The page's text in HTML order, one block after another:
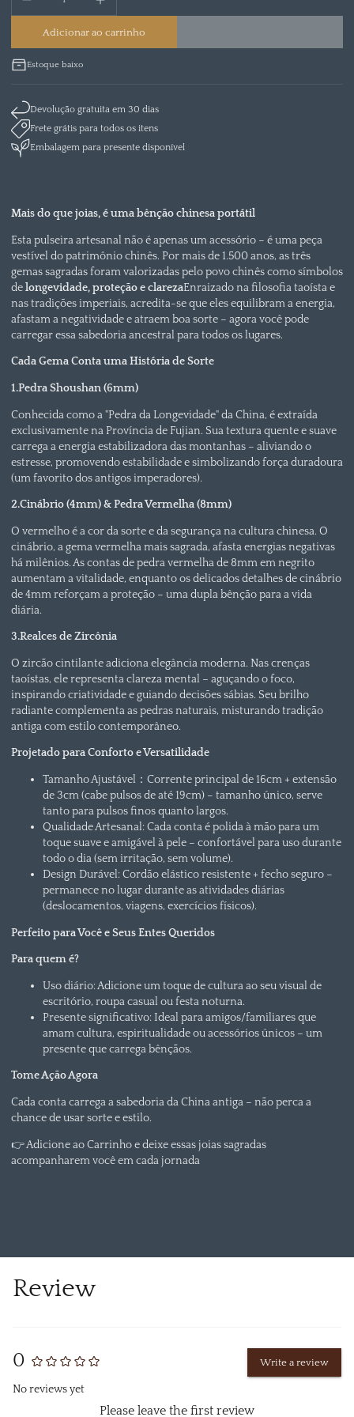
Adicionar ao carrinho
Estoque baixo
Devolução gratuita em 30 dias
Frete grátis para todos os itens
Embalagem para presente disponível
Mais do que joias, é uma bênção chinesa portátil
Esta pulseira artesanal não é apenas um acessório – é uma peça
vestível do patrimônio chinês. Por mais de 1.500 anos, as três
gemas sagradas foram valorizadas pelo povo chinês como símbolos
delongevidade, proteção e clarezaEnraizado na filosofia taoísta e
nas tradições imperiais, acredita-se que eles equilibram a energia,
afastam a negatividade e atraem boa sorte – agora você pode
carregar essa sabedoria ancestral para todos os lugares.
Cada Gema Conta uma História de Sorte
1.Pedra Shoushan (6mm)
Conhecida como a "Pedra da Longevidade" da China, é extraída
exclusivamente na Província de Fujian. Sua textura quente e suave
carrega a energia estabilizadora das montanhas – aliviando o
estresse, promovendo estabilidade e simbolizando força duradoura
(um favorito dos antigos imperadores).
2.Cinábrio (4mm) & Pedra Vermelha (8mm)
O vermelho é a cor da sorte e da segurança na cultura chinesa. O
cinábrio, a gema vermelha mais sagrada, afasta energias negativas
há milênios. As contas de pedra vermelha de 8mm em negrito
aumentam a vitalidade, enquanto os delicados detalhes de cinábrio
de 4mm reforçam a proteção – uma dupla bênção para a vida
diária.
3.Realces de Zircônia
O zircão cintilante adiciona elegância moderna. Nas crenças
taoístas, ele representa clareza mental – aguçando o foco,
inspirando criatividade e guiando decisões sábias. Seu brilho
radiante complementa as pedras naturais, misturando tradição
antiga com estilo contemporâneo.
Projetado para Conforto e Versatilidade
Tamanho Ajustável：Corrente principal de 16cm + extensão
de 3cm (cabe pulsos de até 19cm) – tamanho único, serve
tanto para pulsos finos quanto largos.
Qualidade Artesanal: Cada conta é polida à mão para um
toque suave e amigável à pele – confortável para uso durante
todo o dia (sem irritação, sem volume).
Design Durável: Cordão elástico resistente + fecho seguro –
permanece no lugar durante as atividades diárias
(deslocamentos, viagens, exercícios físicos).
Perfeito para Você e Seus Entes Queridos
Para quem é?
Uso diário: Adicione um toque de cultura ao seu visual de
escritório, roupa casual ou festa noturna.
Presente significativo: Ideal para amigos/familiares que
amam cultura, espiritualidade ou acessórios únicos – um
presente que carrega bênçãos.
Tome Ação Agora
Cada conta carrega a sabedoria da China antiga – não perca a
chance de usar sorte e estilo.
👉 Adicione ao Carrinho e deixe essas joias sagradas
acompanharem você em cada jornada
Review
0
No reviews yet
Write a review
Please leave the first review